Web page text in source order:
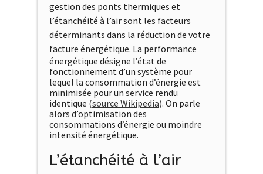
gestion des ponts thermiques et
l’étanchéité à l’air sont les facteurs
déterminants dans la réduction de votre
facture énergétique. La performance
énergétique désigne l’état de
fonctionnement d’un système pour
lequel la consommation d’énergie est
minimisée pour un service rendu
identique (source Wikipedia). On parle
alors d’optimisation des
consommations d’énergie ou moindre
intensité énergétique.
L’étanchéité à l’air